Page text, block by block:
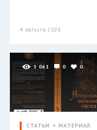
4 августа 2026
1 061 0 0
СТАТЬИ МАТЕРИАЛ